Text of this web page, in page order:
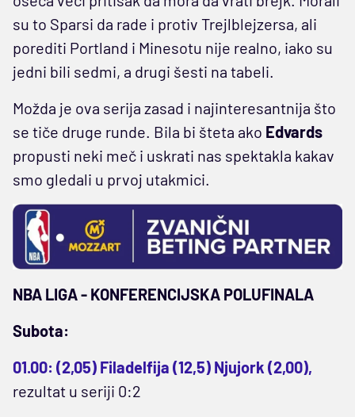
su to Sparsi da rade i protiv Trejlblejzersa, ali
porediti Portland i Minesotu nije realno, iako su
jedni bili sedmi, a drugi šesti na tabeli.
Možda je ova serija zasad i najinteresantnija što
se tiče druge runde. Bila bi šteta ako Edvards
propusti neki meč i uskrati nas spektakla kakav
smo gledali u prvoj utakmici.
NBA LIGA - KONFERENCIJSKA POLUFINALA
Subota:
01.00: (2,05) Filadelfija (12,5) Njujork (2,00),
rezultat u seriji 0:2